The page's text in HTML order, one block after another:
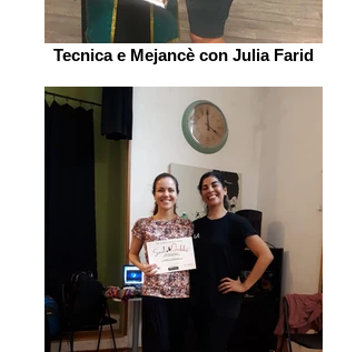
Tecnica e Mejancè con Julia Farid